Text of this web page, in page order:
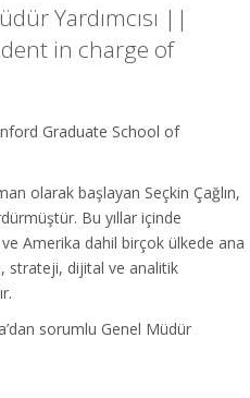
Yardımcısı ||
in charge of
Graduate School of
olarak başlayan Seçkin Çağlın,
Bu yıllar içinde
Amerika dahil birçok ülkede ana
strateji, dijital ve analitik
sorumlu Genel Müdür